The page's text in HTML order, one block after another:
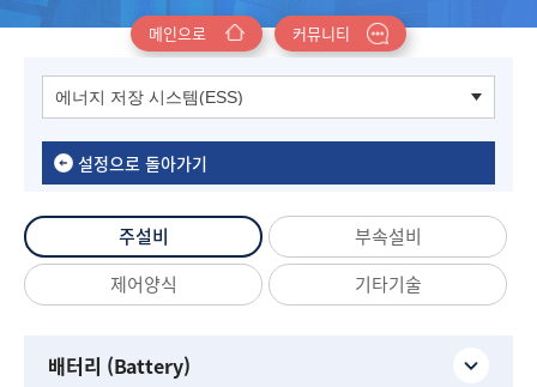
메인으로 커뮤니티
설정으로 돌아가기
주설비
부속설비
제어양식
기타기술
배터리 (Battery)